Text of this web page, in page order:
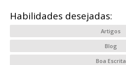
Habilidades desejadas:
Artigos
Blog
Boa Escrita